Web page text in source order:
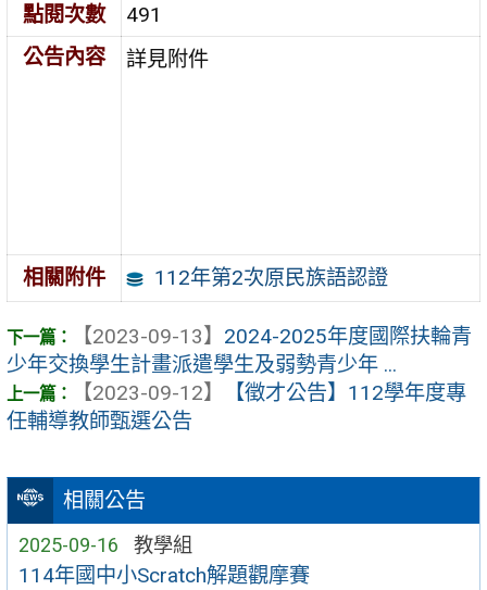
相關公告
2025-09-16 教學組
114年國中小Scratch解題觀摩賽
點閱次數
491
公告內容
詳見附件
相關附件 112年第2次原民族語認證
【2023-09-13】 2024-2025年度國際扶輪青
少年交換學生計畫派遣學生及弱勢青少年 ...
【2023-09-12】
【徵才公告】112學年度專
任輔導教師甄選公告